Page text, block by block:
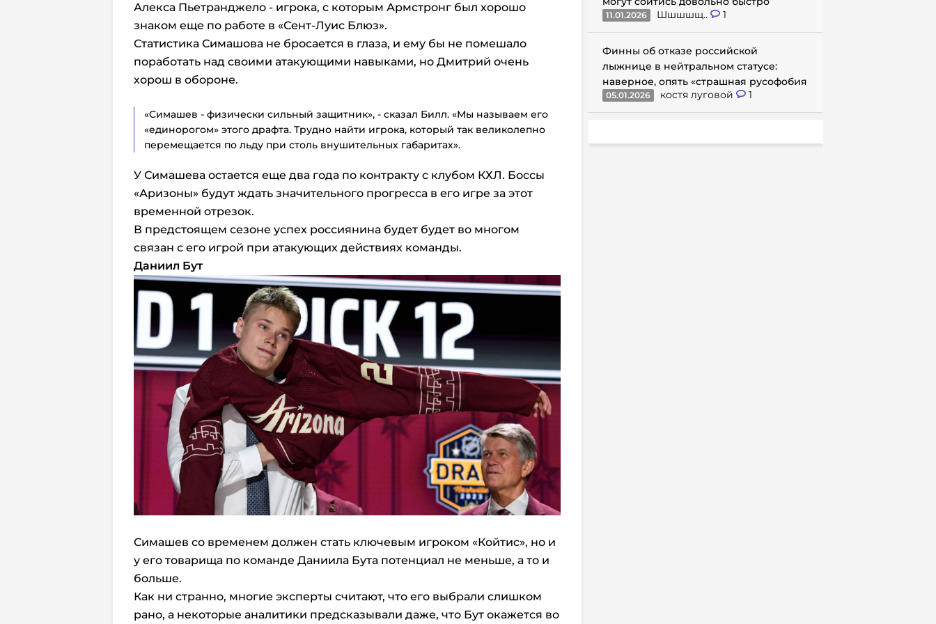
Алекса Пьетранджело - игрока, с которым Армстронг был хорошо
знаком еще по работе в «Сент-Луис Блюз».
Статистика Симашова не бросается в глаза, и ему бы не помешало
поработать над своими атакующими навыками, но Дмитрий очень
хорош в обороне.
«Симашев - физически сильный защитник», - сказал Билл. «Мы называем его
«единорогом» этого драфта. Трудно найти игрока, который так великолепно
перемещается по льду при столь внушительных габаритах».
У Симашева остается еще два года по контракту с клубом КХЛ. Боссы
«Аризоны» будут ждать значительного прогресса в его игре за этот
временной отрезок.
В предстоящем сезоне успех россиянина будет будет во многом
связан с его игрой при атакующих действиях команды.
Даниил Бут
Симашев со временем должен стать ключевым игроком «Койтис», но и
у его товарища по команде Даниила Бута потенциал не меньше, а то и
больше.
Как ни странно, многие эксперты считают, что его выбрали слишком
рано, а некоторые аналитики предсказывали даже, что Бут окажется во
11.01.2026 Шшшшщ.. 1
Финны об отказе российской
лыжнице в нейтральном статусе:
наверное, опять «страшная русофобия
05.01.2026 костя луговой 1